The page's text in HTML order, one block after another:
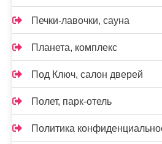
Печки-лавочки, сауна
Планета, комплекс
Под Ключ, салон дверей
Полет, парк-отель
Политика